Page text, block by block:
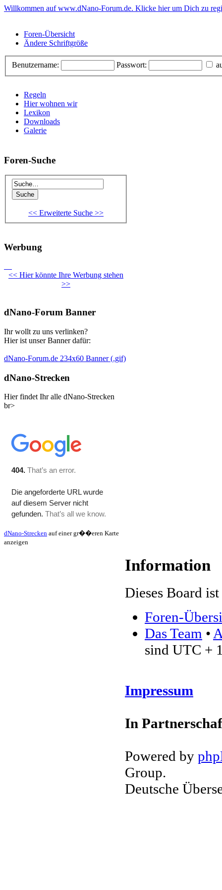
Willkommen auf www.dNano-Forum.de. Klicke hier um Dich zu
Foren-Übersicht
Ändere Schriftgröße
Benutzername: Passwort:
Regeln
Hier wohnen wir
Lexikon
Downloads
Galerie
Foren-Suche
<< Erweiterte Suche >>
Werbung
<< Hier könnte Ihre Werbung stehen
>>
dNano-Forum Banner
Ihr wollt zu uns verlinken?
Hier ist unser Banner dafür:
dNano-Forum.de 234x60 Banner (.gif)
dNano-Strecken
Hier findet Ihr alle dNano-Strecken
br>
dNano-Strecken auf einer gr��eren Karte
anzeigen
Information
Dieses Board
Foren-
Das Team •
sind UTC +
Impressum
In
Powered by
Group.
Deutsche